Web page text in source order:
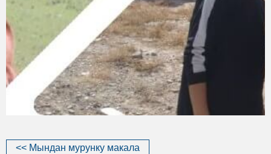
<< Мындан мурунку макала